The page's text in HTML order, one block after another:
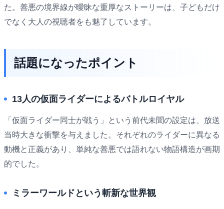
た。善悪の境界線が曖昧な重厚なストーリーは、子どもだけ
でなく大人の視聴者をも魅了しています。
話題になったポイント
13人の仮面ライダーによるバトルロイヤル
「仮面ライダー同士が戦う」という前代未聞の設定は、放送
当時大きな衝撃を与えました。それぞれのライダーに異なる
動機と正義があり、単純な善悪では語れない物語構造が画期
的でした。
ミラーワールドという斬新な世界観